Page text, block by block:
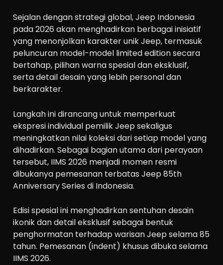
Sejalan dengan strategi global, Jeep Indonesia
pada 2026 akan menghadirkan berbagai inisiatif
yang menonjolkan karakter unik Jeep, termasuk
peluncuran model-model limited edition secara
bertahap, pilihan warna spesial dan eksklusif,
serta detail desain yang lebih personal dan
berkarakter.
Langkah ini dirancang untuk memperkuat
ekspresi individual pemilik Jeep sekaligus
meningkatkan nilai koleksi dari setiap model yang
dihadirkan. Sebagai bagian utama dari perayaan
tersebut, IIMS 2026 menjadi momen resmi
dibukanya pemesanan terbatas Jeep 85th
Anniversary Series di Indonesia.
Edisi spesial ini menghadirkan sentuhan desain
ikonik dan detail eksklusif sebagai bentuk
penghormatan terhadap warisan Jeep selama 85
tahun. Pemesanan (indent) khusus dibuka selama
IIMS 2026.